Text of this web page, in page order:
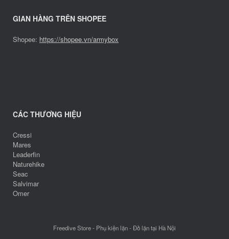
GIAN HÀNG TRÊN SHOPEE
Shopee: https://shopee.vn/armybox
CÁC THƯƠNG HIỆU
Cressi
Mares
Leaderfin
Naturehike
Seac
Salvimar
Omer
Freedive Store - Phụ kiện lặn - Đồ lặn tại Hà Nội